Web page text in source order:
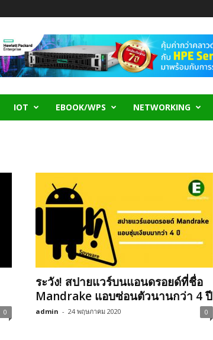
IOT EBOOK/WPS NETWORKING
0
ระวัง! สปายแวร์บนแอนดรอยด์ที่ชื่อ
Mandrake แอบซ่อนตัวนานกว่า 4 ปี
admin - 24 พฤษภาคม 2020 0